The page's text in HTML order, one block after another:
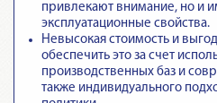
привлекают внимание, но и
эксплуатационные свойства.
Невысокая стоимость и
обеспечить это за счет
производственных баз и
также индивидуального